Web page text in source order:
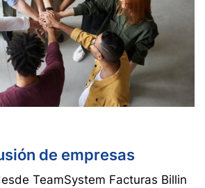
de empresas
TeamSystem Facturas Billin